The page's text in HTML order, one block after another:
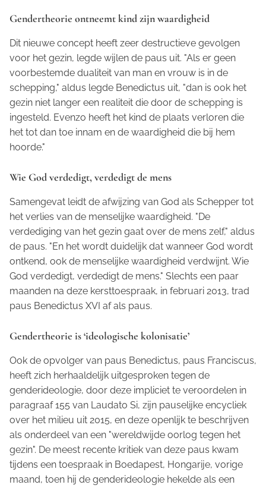
Gendertheorie ontneemt kind zijn waardigheid
Dit nieuwe concept heeft zeer destructieve gevolgen
voor het gezin, legde wijlen de paus uit. "Als er geen
voorbestemde dualiteit van man en vrouw is in de
schepping," aldus legde Benedictus uit, "dan is ook het
gezin niet langer een realiteit die door de schepping is
ingesteld. Evenzo heeft het kind de plaats verloren die
het tot dan toe innam en de waardigheid die bij hem
hoorde."
Wie God verdedigt, verdedigt de mens
Samengevat leidt de afwijzing van God als Schepper tot
het verlies van de menselijke waardigheid. "De
verdediging van het gezin gaat over de mens zelf," aldus
de paus. "En het wordt duidelijk dat wanneer God wordt
ontkend, ook de menselijke waardigheid verdwijnt. Wie
God verdedigt, verdedigt de mens." Slechts een paar
maanden na deze kersttoespraak, in februari 2013, trad
paus Benedictus XVI af als paus.
Gendertheorie is ‘ideologische kolonisatie’
Ook de opvolger van paus Benedictus, paus Franciscus,
heeft zich herhaaldelijk uitgesproken tegen de
genderideologie, door deze impliciet te veroordelen in
paragraaf 155 van Laudato Si, zijn pauselijke encycliek
over het milieu uit 2015, en deze openlijk te beschrijven
als onderdeel van een "wereldwijde oorlog tegen het
gezin". De meest recente kritiek van deze paus kwam
tijdens een toespraak in Boedapest, Hongarije, vorige
maand, toen hij de genderideologie hekelde als een